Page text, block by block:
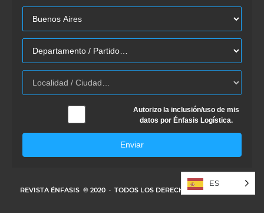
Autorizo la inclusión/uso de mis
datos por Énfasis Logística.
Enviar
REVISTA ÉNFASIS © 2020 · TODOS LOS DERECHOS RESERVADOS
ES